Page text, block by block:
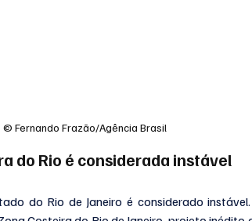
© Fernando Frazão/Agência Brasil
do Rio é considerada instável
do Rio de Janeiro é considerado